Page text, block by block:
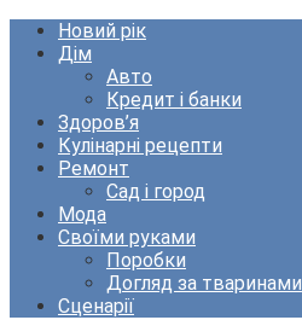
Новий рік
Дім
Авто
Кредит і банки
Здоров’я
Кулінарні рецепти
Ремонт
Сад і город
Мода
Своїми руками
Поробки
Догляд за тваринами
Сценарії